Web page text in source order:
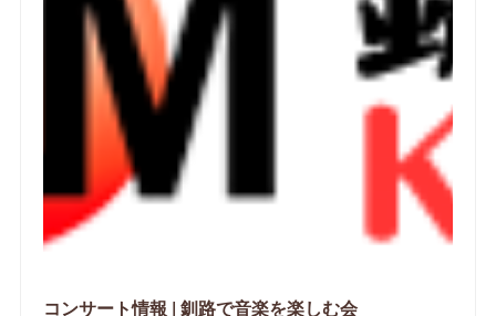
コンサート情報 | 釧路で音楽を楽しむ会